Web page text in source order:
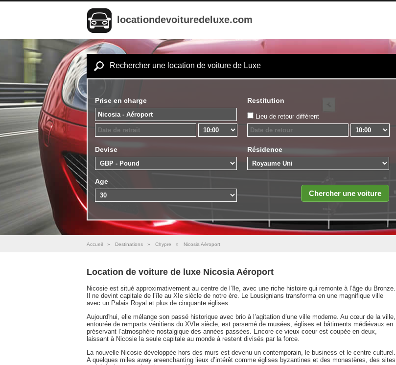
locationdevoituredeluxe.com
Rechercher une location de voiture de Luxe
Prise en charge Restitution
Lieu de retour différent
Devise Résidence
Age
Accueil » Destinations » Chypre » Nicosia Aéroport
Location de voiture de luxe Nicosia Aéroport
Nicosie est situé approximativement au centre de l’île, avec une riche histoire qui remonte à l’âge du Bronze.
Il ne devint capitale de l’île au XIe siècle de notre ère. Le Lousignians transforma en une magnifique ville
avec un Palais Royal et plus de cinquante églises.
Aujourd'hui, elle mélange son passé historique avec brio à l’agitation d’une ville moderne. Au cœur de la ville,
entourée de remparts vénitiens du XVIe siècle, est parsemé de musées, églises et bâtiments médiévaux en
préservant l’atmosphère nostalgique des années passées. Encore ce vieux coeur est coupée en deux,
laissant à Nicosie la seule capitale au monde à restent divisés par la force.
La nouvelle Nicosie développée hors des murs est devenu un contemporain, le business et le centre culturel.
A quelques miles away areenchanting lieux d’intérêt comme églises byzantines et des monastères, des sites